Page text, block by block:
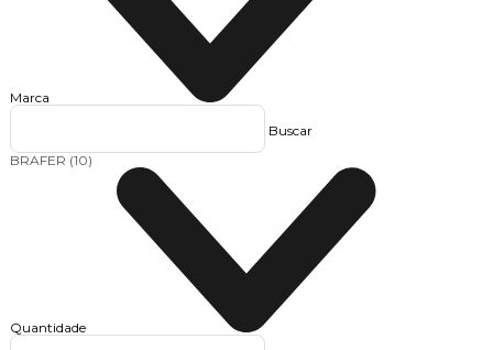
Marca
Buscar
BRAFER (10)
Quantidade